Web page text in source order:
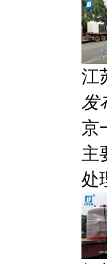
江
发
京
主
处